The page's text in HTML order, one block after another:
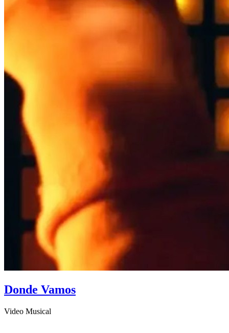
Donde Vamos
Video Musical